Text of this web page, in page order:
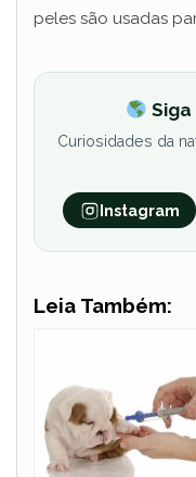
peles são usadas
Curiosidades da
Instagram
Leia Também: